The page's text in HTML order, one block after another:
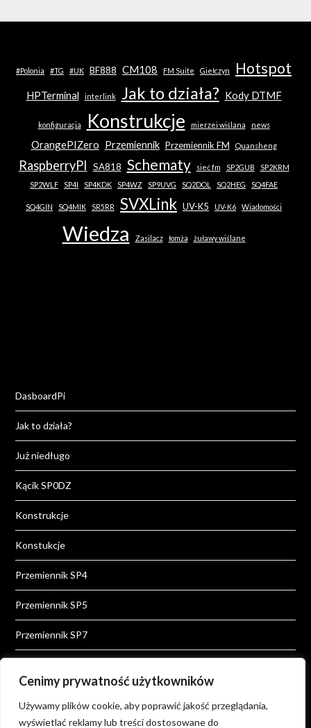
Cenimy prywatność użytkowników
Używamy plików cookie, aby poprawić jakość przeglądania,
wyświetlać reklamy lub treści dostosowane do
#Polonia #TG #UK BF888 CM108 FM Suite Giełczyn Hotspot
HPTerminal interlink Jak to działa? Kody DTMF
konfiguracja Konstrukcje mierzei wiślana news
OrangePIZero Przemiennik Przemiennik FM Quansheng
RaspberryPI SA818 Schematy sieć fm SP2GUB
SP2KRM
SP2WLF
SP4I SP4KDK SP4WZ SP9UVG SQ2DOL SQ2HEG SQ4FAE
SQ4GIN SQ4MIK SR5RR SVXLink UV-K5 UV-K6 Wiadomości
Wiedza Zasilacz łomża żuławy wiślane
DasboardPi
Jak to działa?
Już niedługo
Kącik SP0DZ
Konstrukcje
Konstukcje
Przemiennik SP4
Przemiennik SP5
Przemiennik SP7
Wiadomości